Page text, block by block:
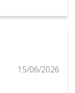
15/06/2026